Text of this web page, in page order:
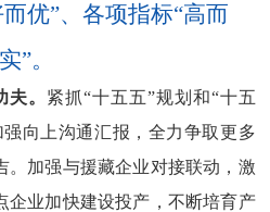
优”、各项指标“高而
实”。
。 紧抓“十五五”规划和“十五
向上沟通汇报，全力争取更多
。加强与援藏企业对接联动，激
企业加快建设投产，不断培育产